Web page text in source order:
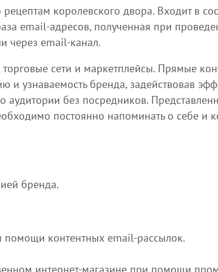
королевского двора. Входит в
email-адресов, полученная при
через email-канал.
сети и маркетплейсы. Прямые
и узнаваемость бренда, задействовав
без посредников.
постоянно напоминать о себе и
бренда.
помощи контентных email-рассылок.